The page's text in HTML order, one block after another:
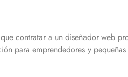
contratar a un diseñador web
para emprendedores y pequeñas